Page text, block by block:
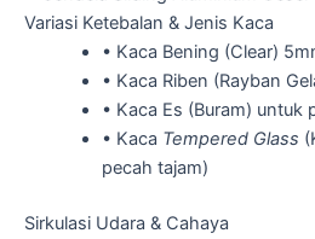
Variasi Ketebalan & Jenis Kaca
• Kaca Bening (Clear)
• Kaca Riben (Rayban
• Kaca Es (Buram) untuk
• Kaca Tempered Glass
pecah tajam)
Sirkulasi Udara & Cahaya